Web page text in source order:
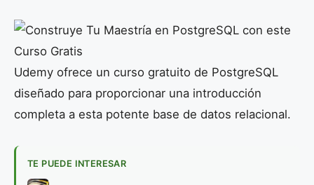
Udemy ofrece un curso gratuito de PostgreSQL
diseñado para proporcionar una introducción
completa a esta potente base de datos relacional.
TE PUEDE INTERESAR